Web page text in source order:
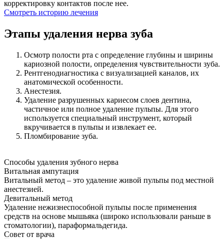
корректировку контактов после нее.
Смотреть историю лечения
Этапы удаления нерва зуба
Осмотр полости рта с определение глубины и ширины
кариозной полости, определения чувствительности зуба.
Рентгенодиагностика с визуализацией каналов, их
анатомической особенности.
Анестезия.
Удаление разрушенных кариесом слоев дентина,
частичное или полное удаление пульпы. Для этого
используется специальный инструмент, который
вкручивается в пульпы и извлекает ее.
Пломбирование зуба.
Способы удаления зубного нерва
Витальная ампутация
Витальный метод – это удаление живой пульпы под местной
анестезией.
Девитальный метод
Удаление нежизнеспособной пульпы после применения
средств на основе мышьяка (широко использовали раньше в
стоматологии), параформальдегида.
Совет от врача